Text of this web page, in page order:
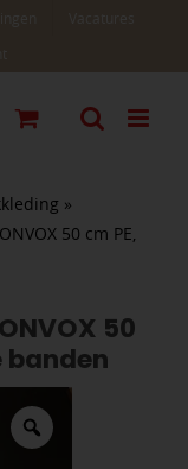
»
50 cm PE,
50
banden